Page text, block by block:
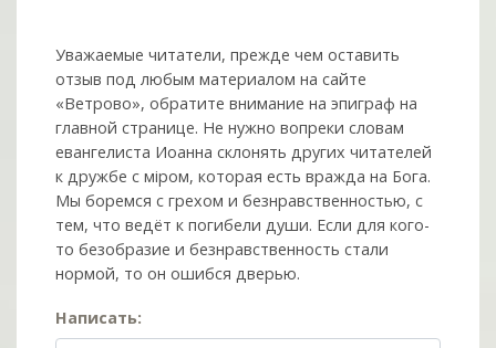
Уважаемые читатели, прежде чем оставить
отзыв под любым материалом на сайте
«Ветрово», обратите внимание на эпиграф на
главной странице. Не нужно вопреки словам
евангелиста Иоанна склонять других читателей
к дружбе с мiром, которая есть вражда на Бога.
Мы боремся с грехом и без­нрав­ствен­ностью, с
тем, что ведёт к погибели души. Если для кого-
то безобразие и безнравственность стали
нормой, то он ошибся дверью.
Написать: